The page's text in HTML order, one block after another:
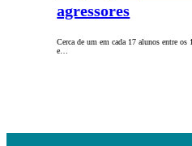
agressores
Cerca de um em cada 17 alunos entre
e…